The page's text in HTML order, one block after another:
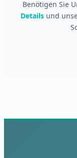
Benötigen Sie
Details und